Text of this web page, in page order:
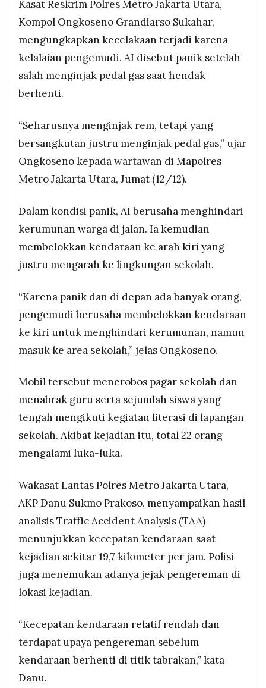
MEDIA
©
Resolusi.co
-
MEDIA
menjadi faktor utama kecelakaan, sementara
hasil tes alkohol dan narkoba negatif serta
kondisi kendaraan dinyatakan layak jalan.
Kasat Reskrim Polres Metro Jakarta Utara,
Kompol Ongkoseno Grandiarso Sukahar,
mengungkapkan kecelakaan terjadi karena
kelalaian pengemudi. AI disebut panik setelah
salah menginjak pedal gas saat hendak
berhenti.
“Seharusnya menginjak rem, tetapi yang
bersangkutan justru menginjak pedal gas,” ujar
Ongkoseno kepada wartawan di Mapolres
Metro Jakarta Utara, Jumat (12/12).
Dalam kondisi panik, AI berusaha menghindari
kerumunan warga di jalan. Ia kemudian
membelokkan kendaraan ke arah kiri yang
justru mengarah ke lingkungan sekolah.
“Karena panik dan di depan ada banyak orang,
pengemudi berusaha membelokkan kendaraan
ke kiri untuk menghindari kerumunan, namun
masuk ke area sekolah,” jelas Ongkoseno.
Mobil tersebut menerobos pagar sekolah dan
menabrak guru serta sejumlah siswa yang
tengah mengikuti kegiatan literasi di lapangan
sekolah. Akibat kejadian itu, total 22 orang
mengalami luka-luka.
Wakasat Lantas Polres Metro Jakarta Utara,
AKP Danu Sukmo Prakoso, menyampaikan hasil
analisis Traffic Accident Analysis (TAA)
menunjukkan kecepatan kendaraan saat
kejadian sekitar 19,7 kilometer per jam. Polisi
juga menemukan adanya jejak pengereman di
lokasi kejadian.
“Kecepatan kendaraan relatif rendah dan
terdapat upaya pengereman sebelum
kendaraan berhenti di titik tabrakan,” kata
Danu.